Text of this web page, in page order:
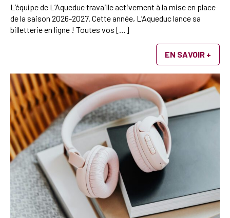
L’équipe de L’Aqueduc travaille activement à la mise en place
de la saison 2026-2027. Cette année, L’Aqueduc lance sa
billetterie en ligne ! Toutes vos […]
EN SAVOIR +